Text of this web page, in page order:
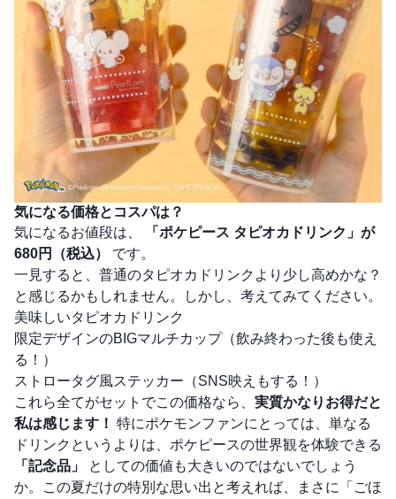
気になる価格とコスパは？
気になるお値段は、
「ポケピース タピオカドリンク」が
680円（税込）
です。
一見すると、普通のタピオカドリンクより少し高めかな？
と感じるかもしれません。しかし、考えてみてください。
美味しいタピオカドリンク
限定デザインのBIGマルチカップ（飲み終わった後も使え
る！）
ストロータグ風ステッカー（SNS映えもする！）
これら全てがセットでこの価格なら、 実質かなりお得だと
私は感じます！ 特にポケモンファンにとっては、単なる
ドリンクというよりは、ポケピースの世界観を体験できる
「記念品」
としての価値も大きいのではないでしょう
か。この夏だけの特別な思い出と考えれば、まさに「ごほ